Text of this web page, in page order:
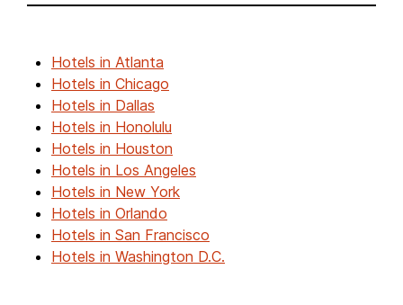
Hotels in Atlanta
Hotels in Chicago
Hotels in Dallas
Hotels in Honolulu
Hotels in Houston
Hotels in Los Angeles
Hotels in New York
Hotels in Orlando
Hotels in San Francisco
Hotels in Washington D.C.